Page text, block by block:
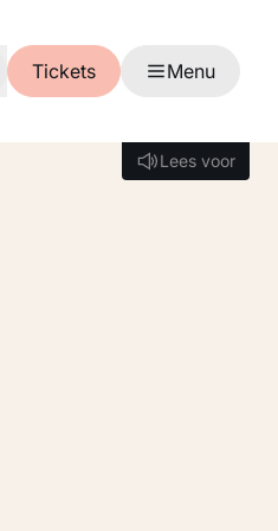
Tickets Menu
Lees voor
Lees voor